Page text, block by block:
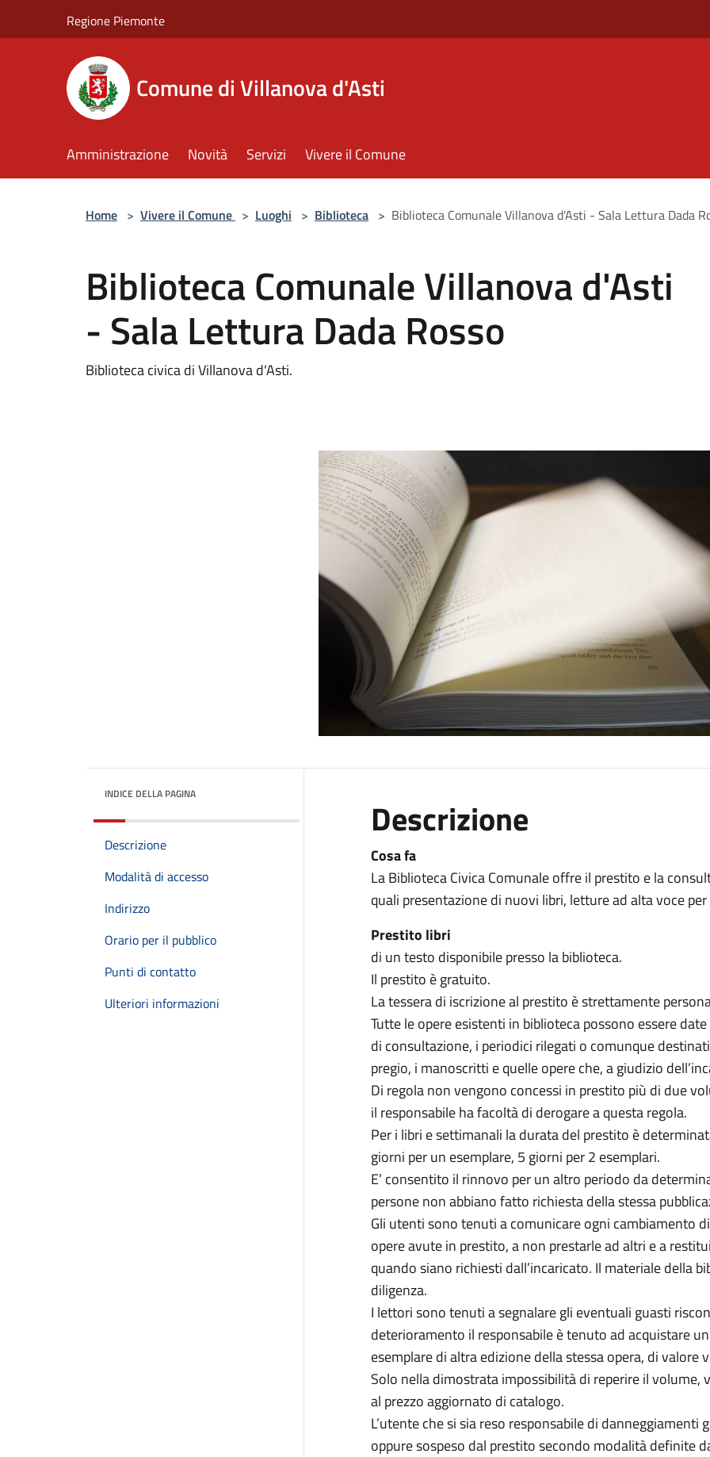
Regione Piemonte
Comune di Villanova d'Asti
Amministrazione Novità Servizi Vivere il Comune
Home > Vivere il Comune > Luoghi > Biblioteca > Biblioteca Comunale Villanova d'Asti - Sala Lettura Dada
Biblioteca Comunale Villanova d'Asti
- Sala Lettura Dada Rosso
Biblioteca civica di Villanova d'Asti.
INDICE DELLA PAGINA
Descrizione
Modalità di accesso
Indirizzo
Orario per il pubblico
Punti di contatto
Ulteriori informazioni
Descrizione
Cosa fa
La Biblioteca Civica Comunale offre il prestito e la
quali presentazione di nuovi libri, letture ad alta voce
Prestito libri
di un testo disponibile presso la biblioteca.
Il prestito è gratuito.
La tessera di iscrizione al prestito è strettamente
Tutte le opere esistenti in biblioteca possono essere
di consultazione, i periodici rilegati o comunque
pregio, i manoscritti e quelle opere che, a giudizio
Di regola non vengono concessi in prestito più di due
il responsabile ha facoltà di derogare a questa regola.
Per i libri e settimanali la durata del prestito è
giorni per un esemplare, 5 giorni per 2 esemplari.
E’ consentito il rinnovo per un altro periodo da
persone non abbiano fatto richiesta della stessa
Gli utenti sono tenuti a comunicare ogni cambiamento
opere avute in prestito, a non prestarle ad altri e a
quando siano richiesti dall’incaricato. Il materiale della
diligenza.
I lettori sono tenuti a segnalare gli eventuali guasti
deterioramento il responsabile è tenuto ad acquistare
esemplare di altra edizione della stessa opera, di valore
Solo nella dimostrata impossibilità di reperire il
al prezzo aggiornato di catalogo.
L’utente che si sia reso responsabile di
oppure sospeso dal prestito secondo modalità definite